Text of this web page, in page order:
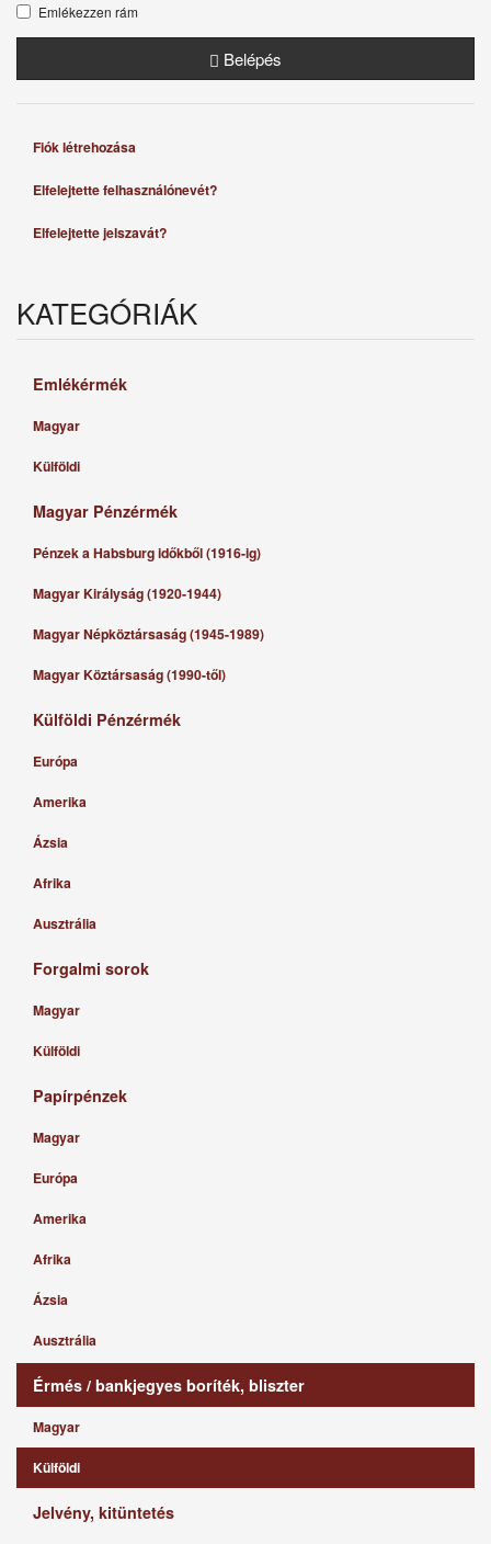
Emlékezzen rám
Belépés
Fiók létrehozása
Elfelejtette felhasználónevét?
Elfelejtette jelszavát?
KATEGÓRIÁK
Emlékérmék
Magyar
Külföldi
Magyar Pénzérmék
Pénzek a Habsburg időkből (1916-ig)
Magyar Királyság (1920-1944)
Magyar Népköztársaság (1945-1989)
Magyar Köztársaság (1990-től)
Külföldi Pénzérmék
Európa
Amerika
Ázsia
Afrika
Ausztrália
Forgalmi sorok
Magyar
Külföldi
Papírpénzek
Magyar
Európa
Amerika
Afrika
Ázsia
Ausztrália
Érmés / bankjegyes boríték, bliszter
Magyar
Külföldi
Jelvény, kitüntetés